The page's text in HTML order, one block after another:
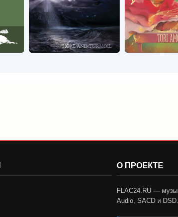
О ПРОЕКТЕ
FLAC24.RU —
Audio, SACD и DSD.